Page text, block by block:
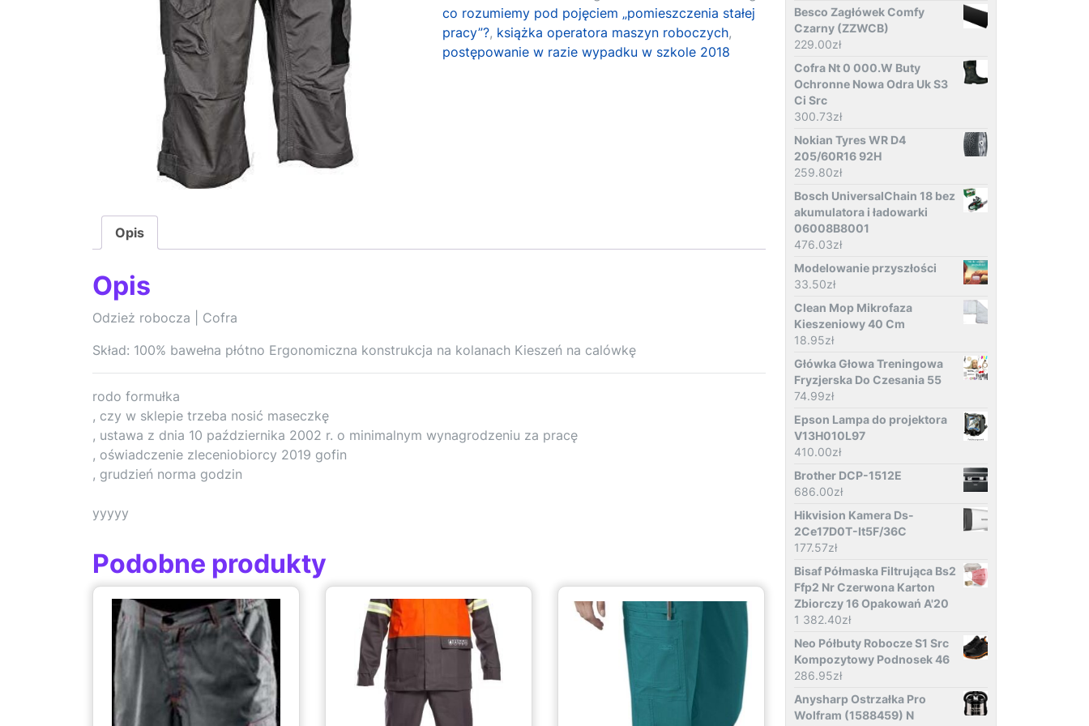
co rozumiemy pod pojęciem „pomieszczenia stałej
pracy”?, książka operatora maszyn roboczych,
postępowanie w razie wypadku w szkole 2018
Opis
Opis
Odzież robocza | Cofra
Skład: 100% bawełna płótno Ergonomiczna konstrukcja na kolanach Kieszeń na calówkę
rodo formułka
, czy w sklepie trzeba nosić maseczkę
, ustawa z dnia 10 października 2002 r. o minimalnym wynagrodzeniu za pracę
, oświadczenie zleceniobiorcy 2019 gofin
, grudzień norma godzin
yyyyy
Podobne produkty
Besco Zagłówek Comfy
Czarny (ZZWCB)
229.00zł
Cofra Nt 0 000.W Buty
Ochronne Nowa Odra Uk S3
Ci Src
300.73zł
Nokian Tyres WR D4
205/60R16 92H
259.80zł
Bosch UniversalChain 18 bez
akumulatora i ładowarki
06008B8001
476.03zł
Modelowanie przyszłości
33.50zł
Clean Mop Mikrofaza
Kieszeniowy 40 Cm
18.95zł
Główka Głowa Treningowa
Fryzjerska Do Czesania 55
74.99zł
Epson Lampa do projektora
V13H010L97
410.00zł
Brother DCP-1512E
686.00zł
Hikvision Kamera Ds-
2Ce17D0T-It5F/36C
177.57zł
Bisaf Półmaska Filtrująca Bs2
Ffp2 Nr Czerwona Karton
Zbiorczy 16 Opakowań A'20
1 382.40zł
Neo Półbuty Robocze S1 Src
Kompozytowy Podnosek 46
286.95zł
Anysharp Ostrzałka Pro
Wolfram (1588459) N